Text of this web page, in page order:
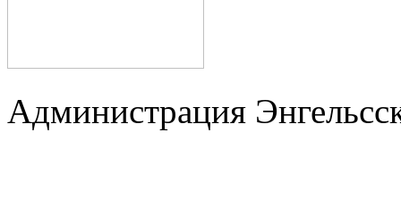
Администрация